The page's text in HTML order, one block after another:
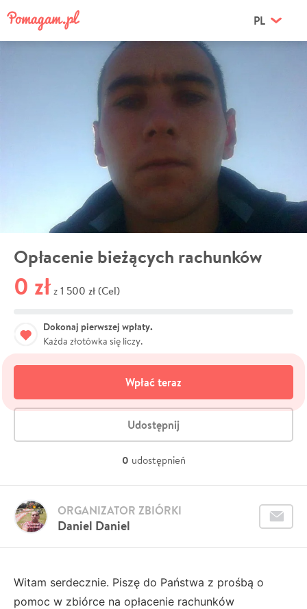
PL
Opłacenie bieżących rachunków
0 zł z 1 500 zł (Cel)
Dokonaj pierwszej wpłaty.
Każda złotówka się liczy.
Wpłać teraz
Udostępnij
0 udostępnień
Daniel Daniel
ORGANIZATOR ZBIÓRKI
Witam serdecznie. Piszę do Państwa z prośbą o
pomoc w zbiórce na opłacenie rachunków